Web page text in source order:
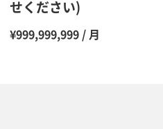
せください)
¥999,999,999 / 月